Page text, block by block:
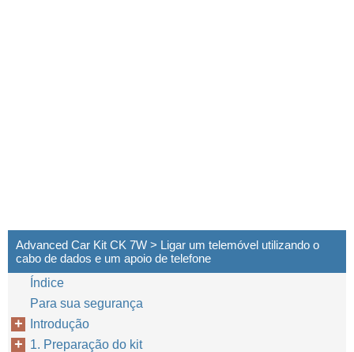
Advanced Car Kit CK 7W > Ligar um telemóvel utilizando o
cabo de dados e um apoio de telefone
Índice
Para sua segurança
Introdução
1. Preparação do kit